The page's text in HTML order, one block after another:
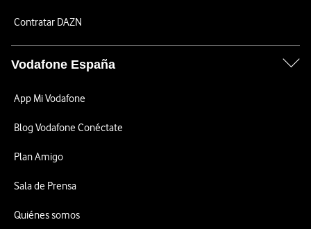
Contratar DAZN
Vodafone España
App Mi Vodafone
Blog Vodafone Conéctate
Plan Amigo
Sala de Prensa
Quiénes somos